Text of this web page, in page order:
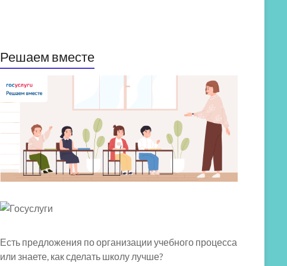
Решаем вместе
Есть предложения по организации учебного процесса
или знаете, как сделать школу лучше?